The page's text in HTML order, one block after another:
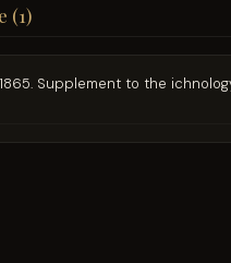
(1)
Supplement to the